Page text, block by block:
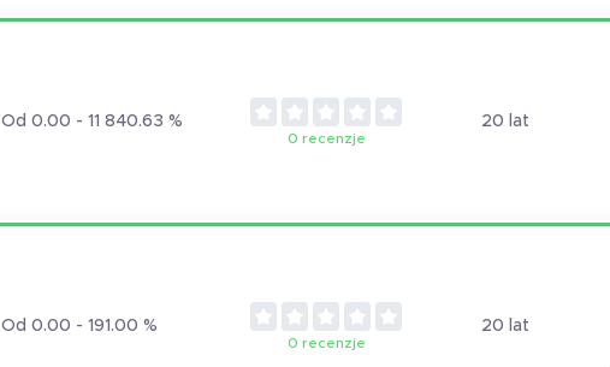
Od 0.00 - 11 840.63 %
0 recenzje
20 lat
Od 0.00 - 191.00 %
0 recenzje
20 lat